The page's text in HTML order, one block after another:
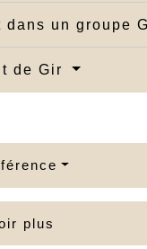
dans un groupe
de Gir
plus